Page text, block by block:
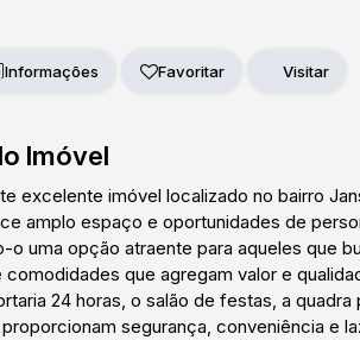
Favoritar
Imóvel
excelente imóvel localizado no bairro
amplo espaço e oportunidades de
o uma opção atraente para aqueles que
que agregam valor e
24 horas, o salão de festas, a
segurança, conveniência e